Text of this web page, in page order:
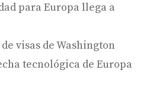
para Europa llega a
visas de Washington
tecnológica de Europa